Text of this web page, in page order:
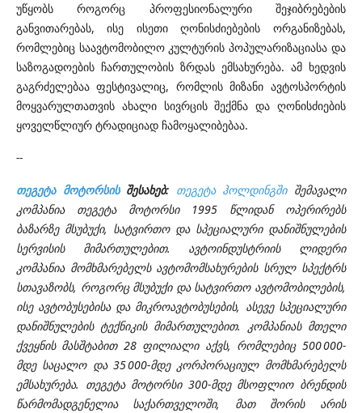
უწყობს როგორც პროფესიონალური შეჯიბრებების
განვითარებას, ისე ისეთი ღონისძიებების ორგანიზებას,
რომლებიც საავტომობილო კულტურის პოპულარიზაციასა და
საზოგადოების ჩართულობის ზრდას ემსახურება. ამ ხედვის
გაგრძელებაა ფესტივალიც, რომლის მიზანი ავტოსპორტის
მოყვარულთათვის ახალი სივრცის შექმნა და ღონისძიების
ყოველწლიურ ტრადიციად ჩამოყალიბებაა.
--
თეგეტა მოტორსის შესახებ: თეგეტა ჰოლდინგშიშემავალი
კომპანია თეგეტა მოტორსი 1995 წლიდან ოპერირებს
ბაზარზე მსუბუქი, სატვირთო და სპეციალური დანიშნულების
სერვისის მიმართულებით. ავტოინდუსტრიის ლიდერი
კომპანია მომხმარებელს ავტომომსახურების სრულ სპექტრს
სთავაზობს, როგორც მსუბუქი და სატვირთო ავტომობილების,
ისე ავტობუსებისა და მიკროავტობუსების, ასევე სპეციალური
დანიშნულების ტექნიკის მიმართულებით. კომპანიას მთელი
ქვეყნის მასშტაბით 28 ფილიალი აქვს, რომლებიც 500 000-
მდე საცალო და 35 000-მდე კორპორაციულ მომხმარებელს
ემსახურება. თეგეტა მოტორსი 300-მდე მსოფლიო ბრენდის
წარმომადგენელია საქართველოში, მათ შორის არის